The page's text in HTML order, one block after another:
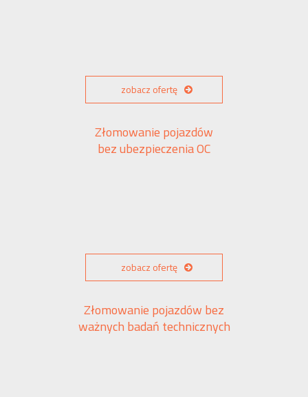
zobacz ofertę
Złomowanie pojazdów
bez ubezpieczenia OC
zobacz ofertę
Złomowanie pojazdów bez
ważnych badań technicznych